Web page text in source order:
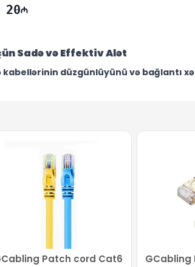
20
Sadə və Effektiv Alət
düzgünlüyünü və bağlantı
aşkarlamaq mümkündür.
edir. İşləmə gərginliyi ≤36V
və qənaətcil bir seçimdir. Texniki
Patch cord Cat6
GCabling